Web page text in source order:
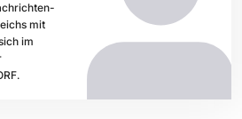
mit
im